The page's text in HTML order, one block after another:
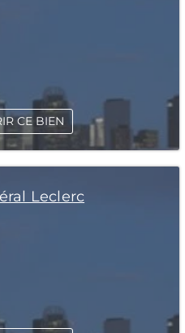
CE BIEN
Leclerc